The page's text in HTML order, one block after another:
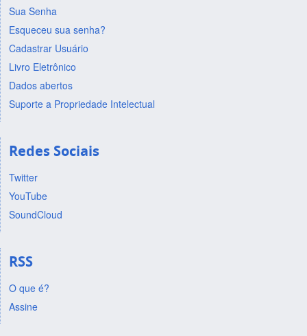
Sua Senha
Esqueceu sua senha?
Cadastrar Usuário
Livro Eletrônico
Dados abertos
Suporte a Propriedade Intelectual
Redes Sociais
Twitter
YouTube
SoundCloud
RSS
O que é?
Assine